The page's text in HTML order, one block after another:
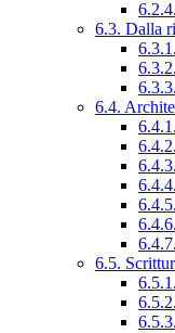
6.3. Dalla
6.4.
6.5.